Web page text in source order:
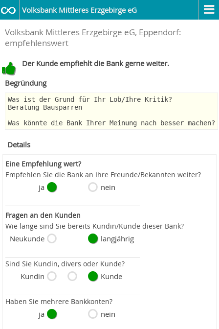
Volksbank Mittleres Erzgebirge eG
Volksbank Mittleres Erzgebirge eG, Eppendorf:
empfehlenswert
Der Kunde empfiehlt die Bank gerne weiter.
Begründung
Was ist der Grund für Ihr Lob/Ihre Kritik?
Beratung Bausparren
Was könnte die Bank Ihrer Meinung nach besser machen?
Details
Eine Empfehlung wert?
Empfehlen Sie die Bank an Ihre Freunde/Bekannten weiter?
ja nein
Fragen an den Kunden
Wie lange sind Sie bereits Kundin/Kunde dieser Bank?
Neukunde langjährig
Sind Sie Kundin, divers oder Kunde?
Kundin Kunde
Haben Sie mehrere Bankkonten?
ja nein